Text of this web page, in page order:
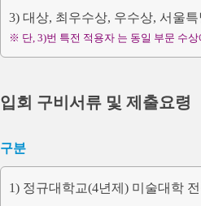
3) 대상, 최우수상, 우수상, 서울
※ 단, 3)번 특전 적용자 는 동일 부문 수
입회 구비서류 및 제출요령
구분
1) 정규대학교(4년제) 미술대학